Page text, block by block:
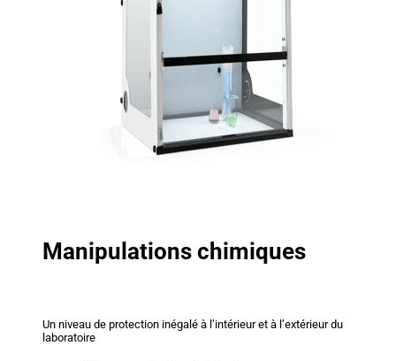
Manipulations chimiques
Un niveau de protection inégalé à l’intérieur et à l’extérieur du
laboratoire